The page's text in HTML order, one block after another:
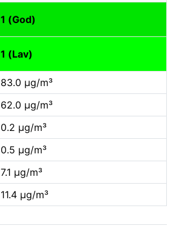
1 (God)
1 (Lav)
83.0 µg/m³
62.0 µg/m³
0.2 µg/m³
0.5 µg/m³
7.1 µg/m³
11.4 µg/m³